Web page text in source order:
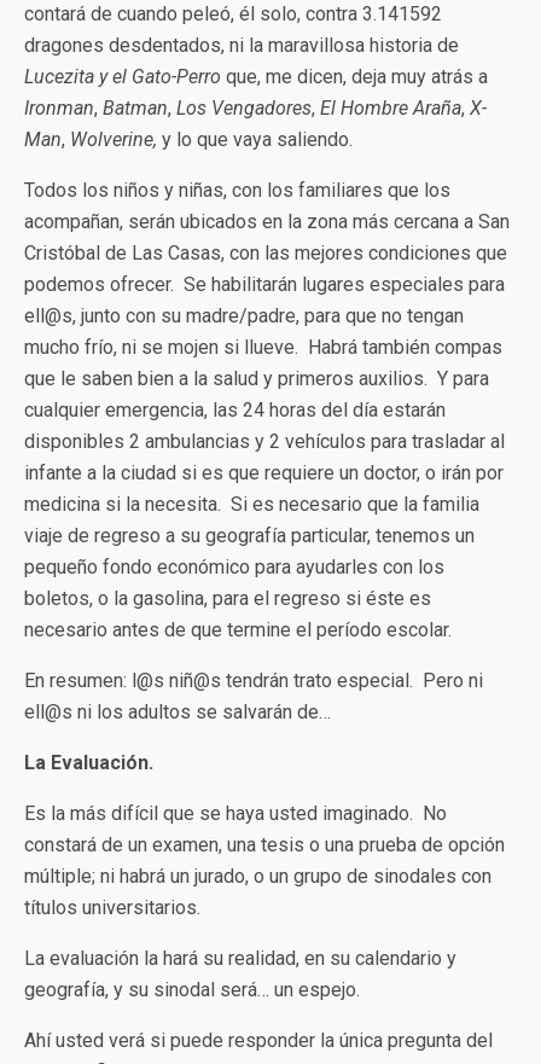
contará de cuando peleó, él solo, contra 3.141592
dragones desdentados, ni la maravillosa historia de
Lucezita y el Gato-Perro que, me dicen, deja muy atrás a
Ironman, Batman, Los Vengadores, El Hombre Araña, X-
Man, Wolverine, y lo que vaya saliendo.
Todos los niños y niñas, con los familiares que los
acompañan, serán ubicados en la zona más cercana a San
Cristóbal de Las Casas, con las mejores condiciones que
podemos ofrecer. Se habilitarán lugares especiales para
ell@s, junto con su madre/padre, para que no tengan
mucho frío, ni se mojen si llueve. Habrá también compas
que le saben bien a la salud y primeros auxilios. Y para
cualquier emergencia, las 24 horas del día estarán
disponibles 2 ambulancias y 2 vehículos para trasladar al
infante a la ciudad si es que requiere un doctor, o irán por
medicina si la necesita. Si es necesario que la familia
viaje de regreso a su geografía particular, tenemos un
pequeño fondo económico para ayudarles con los
boletos, o la gasolina, para el regreso si éste es
necesario antes de que termine el período escolar.
En resumen: l@s niñ@s tendrán trato especial. Pero ni
ell@s ni los adultos se salvarán de…
La Evaluación.
Es la más difícil que se haya usted imaginado. No
constará de un examen, una tesis o una prueba de opción
múltiple; ni habrá un jurado, o un grupo de sinodales con
títulos universitarios.
La evaluación la hará su realidad, en su calendario y
geografía, y su sinodal será… un espejo.
Ahí usted verá si puede responder la única pregunta del